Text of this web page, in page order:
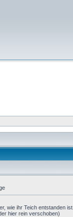
wie ihr Teich entstanden ist.
hier rein verschoben)